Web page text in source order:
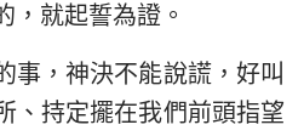
，就起誓為證。
事，神決不能說謊，好叫
、持定擺在我們前頭指望